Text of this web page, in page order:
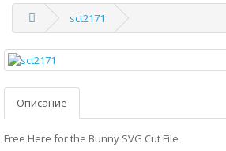
sct2171
Описание
Free Here for the Bunny SVG Cut File